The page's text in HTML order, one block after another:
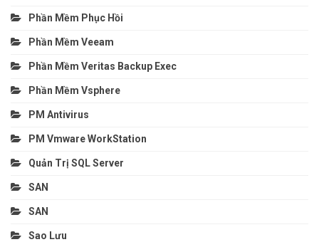
Phần Mềm Phục Hồi
Phần Mềm Veeam
Phần Mềm Veritas Backup Exec
Phần Mềm Vsphere
PM Antivirus
PM Vmware WorkStation
Quản Trị SQL Server
SAN
SAN
Sao Lưu